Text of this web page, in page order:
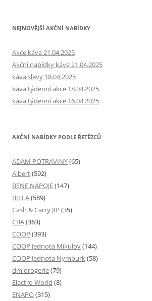
NEJNOVĚJŠÍ AKČNÍ NABÍDKY
Akce káva 21.04.2025
Akční nabídky káva 21.04.2025
káva slevy 18.04.2025
káva týdenní akce 18.04.2025
káva týdenní akce 16.04.2025
AKČNÍ NABÍDKY PODLE ŘETĚZCŮ
ADAM POTRAVINY(65)
Albert(592)
BENE NÁPOJE(147)
BILLA(589)
Cash & Carry JIP (35)
CBA(363)
COOP (393)
COOP Jednota Mikulov(144)
COOP Jednota Nymburk(58)
dm drogerie(79)
Electro World (8)
ENAPO(315)